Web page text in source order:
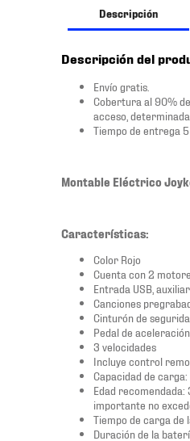
Descripción
Descripción del
Envío gratis.
Cobertura al 90%
acceso,
Tiempo de entrega
Montable Eléctrico
Características:
Color Rojo
Cuenta con 2
Entrada USB, auxiliar
Canciones
Cinturón de
Pedal de
3 velocidades
Incluye control
Capacidad de
Edad
importante no
Tiempo de carga de
Duración de la